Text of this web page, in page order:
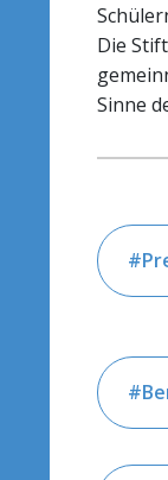
Die
Sinne